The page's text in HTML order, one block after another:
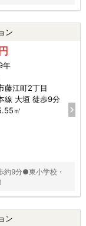
ン
年
藤江町2丁目
線 大垣 徒歩9分
㎡
9分●東小学校・
ン